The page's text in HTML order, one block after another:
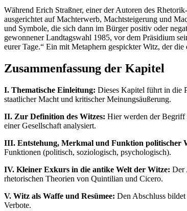
Während Erich Straßner, einer der Autoren des
ausgerichtet auf Machterwerb, Machtsteigerung und
und Symbole, die sich dann im Bürger positiv oder
gewonnener Landtagswahl 1985, vor dem Präsidium
eurer Tage.“ Ein mit Metaphern gespickter Witz, der
Zusammenfassung der Kapitel
I. Thematische Einleitung: Dieses Kapitel führt in die
staatlicher Macht und kritischer Meinungsäußerung.
II. Zur Definition des Witzes: Hier werden der Begriff
einer Gesellschaft analysiert.
III. Entstehung, Merkmal und Funktion politischer
Funktionen (politisch, soziologisch, psychologisch).
IV. Kleiner Exkurs in die antike Welt der Witze: Der
rhetorischen Theorien von Quintilian und Cicero.
V. Witz als Waffe und Resümee: Den Abschluss
Verbote.